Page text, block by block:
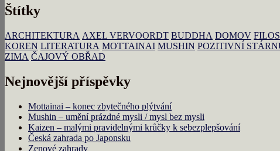
Štítky
ARCHITEKTURA AXEL VERVOORDT BUDDHA DOMOV
KOREN LITERATURA MOTTAINAI MUSHIN POZITIVNÍ
ZIMA ČAJOVÝ OBŘAD
Nejnovější příspěvky
Mottainai – konec zbytečného plýtvání
Mushin – umění prázdné mysli / mysl bez mysli
Kaizen – malými pravidelnými krůčky k sebezplepšování
Česká zahrada po Japonsku
Zenové zahrady